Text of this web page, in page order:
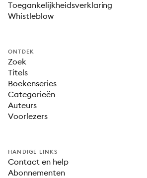
Toegankelijkheidsverklaring
Whistleblow
ONTDEK
Zoek
Titels
Boekenseries
Categorieën
Auteurs
Voorlezers
HANDIGE LINKS
Contact en help
Abonnementen